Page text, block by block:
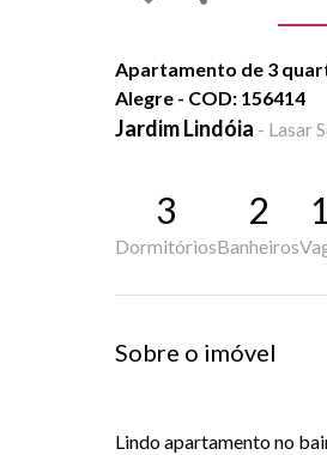
Apartamento de 3
Alegre - COD: 156414
Jardim Lindóia - Lasar
3
Dormitórios
2
Banheiros
Sobre o imóvel
Lindo apartamento no